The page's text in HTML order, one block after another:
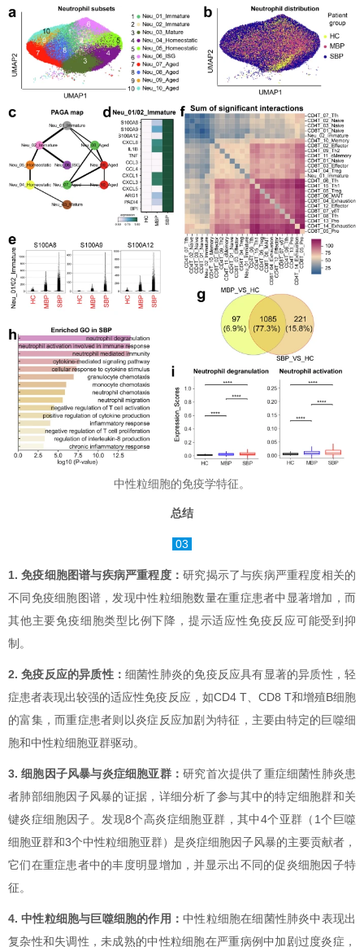
中性粒细胞的免疫学特征。
总结
03
1. 免疫细胞图谱与疾病严重程度：研究揭示了与疾病严重程度相关的
不同免疫细胞图谱，发现中性粒细胞数量在重症患者中显著增加，而
其他主要免疫细胞类型比例下降，提示适应性免疫反应可能受到抑
制。
2. 免疫反应的异质性：细菌性肺炎的免疫反应具有显著的异质性，轻
症患者表现出较强的适应性免疫反应，如CD4 T、CD8 T和增殖B细胞
的富集，而重症患者则以炎症反应加剧为特征，主要由特定的巨噬细
胞和中性粒细胞亚群驱动。
3. 细胞因子风暴与炎症细胞亚群：研究首次提供了重症细菌性肺炎患
者肺部细胞因子风暴的证据，详细分析了参与其中的特定细胞群和关
键炎症细胞因子。发现8个高炎症细胞亚群，其中4个亚群（1个巨噬
细胞亚群和3个中性粒细胞亚群）是炎症细胞因子风暴的主要贡献者，
它们在重症患者中的丰度明显增加，并显示出不同的促炎细胞因子特
征。
4. 中性粒细胞与巨噬细胞的作用：中性粒细胞在细菌性肺炎中表现出
复杂性和失调性，未成熟的中性粒细胞在严重病例中加剧过度炎症，